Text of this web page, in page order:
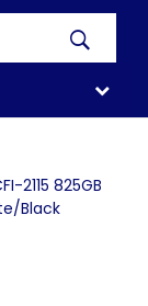
2115 825GB
Black